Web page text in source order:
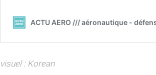
visuel : Korean